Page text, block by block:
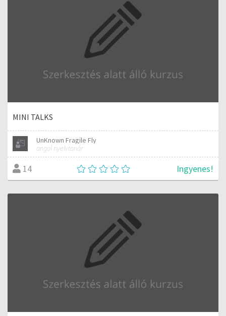
MINI TALKS
UnKnown Fragile Fly
angol nyelvtanár
14 Ingyenes!